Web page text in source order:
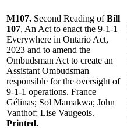
M107. Second Reading ofBill
107, An Act to enact the 9-1-1
Everywhere in Ontario Act,
2023 and to amend the
Ombudsman Act to create an
Assistant Ombudsman
responsible for the oversight of
9-1-1 operations. France
Gélinas; Sol Mamakwa; John
Vanthof; Lise Vaugeois.
Printed.